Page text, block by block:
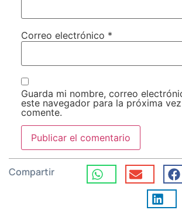
Correo electrónico *
Guarda mi nombre, correo
este navegador para la próxima
comente.
Compartir